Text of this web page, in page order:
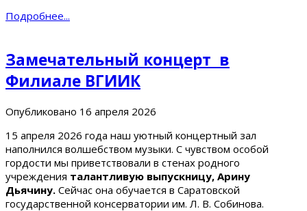
Подробнее...
Замечательный концерт в
Филиале ВГИИК
Опубликовано 16 апреля 2026
15 апреля 2026 года наш уютный концертный зал
наполнился волшебством музыки. С чувством особой
гордости мы приветствовали в стенах родного
учреждения талантливую выпускницу, Арину
Дьячину. Сейчас она обучается в Саратовской
государственной консерватории им. Л. В. Собинова.